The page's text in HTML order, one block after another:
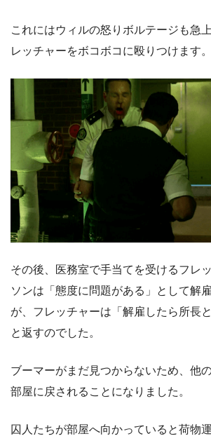
これにはウィルの怒りボルテージも急
レッチャーをボコボコに殴りつけます。
その後、医務室で手当てを受けるフレ
ソンは「態度に問題がある」として解
が、フレッチャーは「解雇したら所長
と返すのでした。
ブーマーがまだ見つからないため、他
部屋に戻されることになりました。
囚人たちが部屋へ向かっていると荷物